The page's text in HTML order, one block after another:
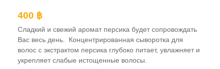
400 ฿
Сладкий и свежий аромат персика будет сопровождать
Вас весь день. Концентрированная сыворотка для
волос с экстрактом персика глубоко питает, увлажняет и
укрепляет слабые истощенные волосы.